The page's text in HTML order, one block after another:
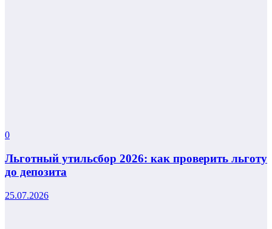
0
Льготный утильсбор 2026: как проверить льготу
до депозита
25.07.2026